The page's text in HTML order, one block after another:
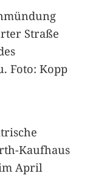
Straße
Foto: Kopp
Kaufhaus
April